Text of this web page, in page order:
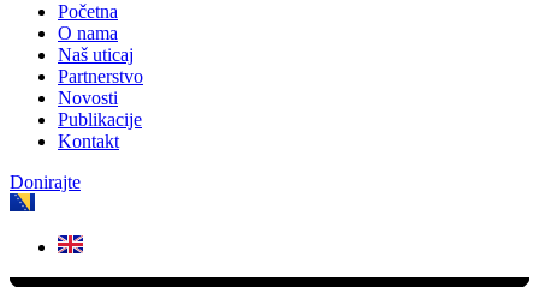
Početna
O nama
Naš uticaj
Partnerstvo
Novosti
Publikacije
Kontakt
Donirajte